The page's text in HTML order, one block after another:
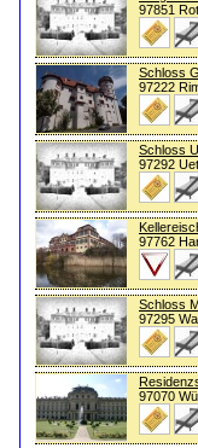
97851
Schloss
97222
Schloss
97292
97762
Schloss
97295
97070